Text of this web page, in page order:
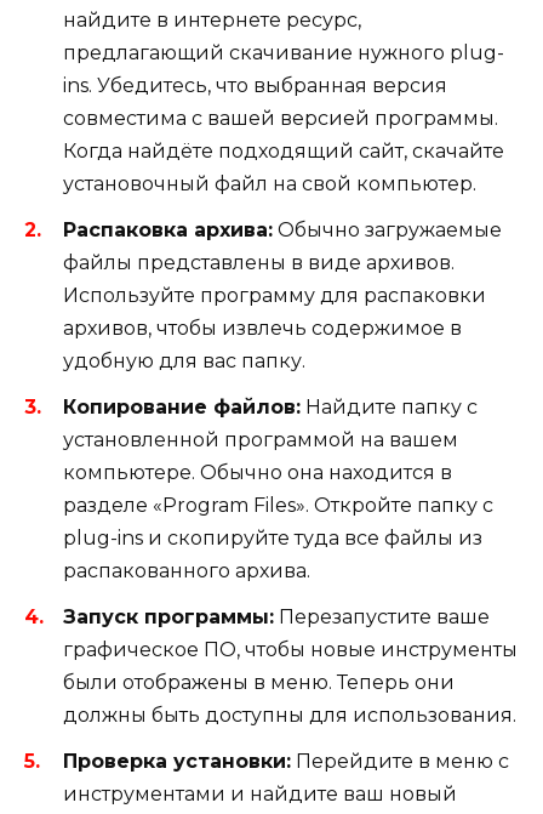
найдите в интернете ресурс,
предлагающий скачивание нужного plug-
ins. Убедитесь, что выбранная версия
совместима с вашей версией программы.
Когда найдёте подходящий сайт, скачайте
установочный файл на свой компьютер.
Распаковка архива: Обычно загружаемые
файлы представлены в виде архивов.
Используйте программу для распаковки
архивов, чтобы извлечь содержимое в
удобную для вас папку.
Копирование файлов: Найдите папку с
установленной программой на вашем
компьютере. Обычно она находится в
разделе «Program Files». Откройте папку с
plug-ins и скопируйте туда все файлы из
распакованного архива.
Запуск программы: Перезапустите ваше
графическое ПО, чтобы новые инструменты
были отображены в меню. Теперь они
должны быть доступны для использования.
Проверка установки: Перейдите в меню с
инструментами и найдите ваш новый